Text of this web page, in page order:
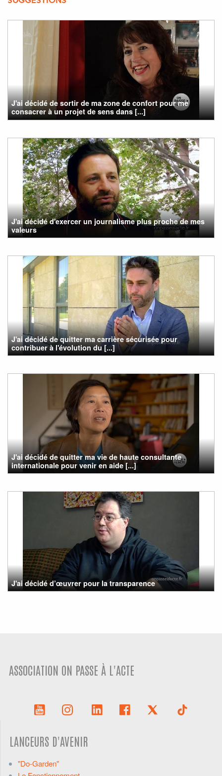
J'ai décidé de sortir de ma zone de confort pour me
consacrer à un projet de sens dans [...]
J'ai décidé d'exercer un journalisme plus proche de mes
valeurs
J'ai décidé de quitter ma carrière sécurisée pour
contribuer à l'évolution du [...]
J'ai décidé de quitter ma vie de haute consultante
internationale pour venir en aide [...]
J'ai décidé d’œuvrer pour la transparence
ASSOCIATION ON PASSE À L'ACTE
LANCEURS D'AVENIR
"Do-Garden"